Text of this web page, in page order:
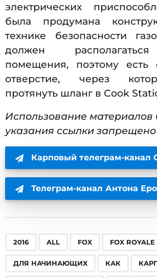
электрических
была продумана
технике безопасности
должен
помещения, поэтому есть
отверстие, через
протянуть шланг в Cook
Использование материалов
указания ссылки запрещено
Карповый телеграм-канал
Телеграм-канал Антона
2016 ALL FOX FOX
ДЛЯ НАЧИНАЮЩИХ КАК